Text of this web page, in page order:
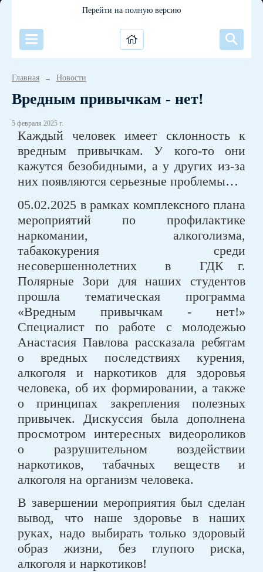
Перейти на полную версию
Главная → Новости
Вредным привычкам - нет!
5 февраля 2025 г.
Каждый человек имеет склонность к
вредным привычкам. У кого-то они
кажутся безобидными, а у других из-за
них появляются серьезные проблемы…
05.02.2025 в рамках комплексного плана
мероприятий по профилактике
наркомании, алкоголизма,
табакокурения среди
несовершеннолетних в ГДК г.
Полярные Зори для наших студентов
прошла тематическая программа
«Вредным привычкам - нет!»
Специалист по работе с молодежью
Анастасия Павлова рассказала ребятам
о вредных последствиях курения,
алкоголя и наркотиков для здоровья
человека, об их формировании, а также
о принципах закрепления полезных
привычек. Дискуссия была дополнена
просмотром интересных видеороликов
о разрушительном воздействии
наркотиков, табачных веществ и
алкоголя на организм человека.
В завершении мероприятия был сделан
вывод, что наше здоровье в наших
руках, надо выбирать только здоровый
образ жизни, без глупого риска,
алкоголя и наркотиков!